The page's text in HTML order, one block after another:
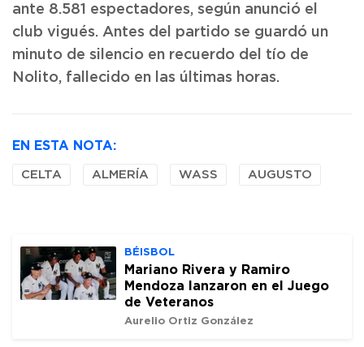
ante 8.581 espectadores, según anunció el
club vigués. Antes del partido se guardó un
minuto de silencio en recuerdo del tío de
Nolito, fallecido en las últimas horas.
EN ESTA NOTA:
CELTA ALMERÍA WASS AUGUSTO
BÉISBOL
Mariano Rivera y Ramiro
Mendoza lanzaron en el Juego
de Veteranos
Aurelio Ortiz González